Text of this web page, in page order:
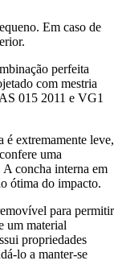
Em caso de
perfeita
com mestria
015 2011 e VG1
é extremamente leve,
uma
concha interna em
ótima do impacto.
para permitir
um material
propriedades
lo a manter-se